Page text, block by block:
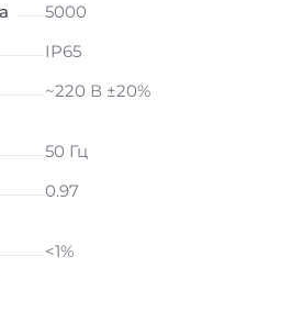
5000
IP65
~220 В ±20%
50 Гц
0.97
<1%